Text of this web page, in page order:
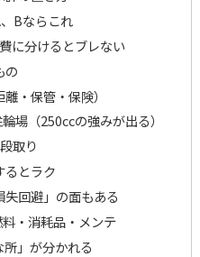
Bならこれ
に分けるとブレない
の
・保管・保険）
場（250ccの強みが出る）
取り
るとラク
回避」の面もある
・消耗品・メンテ
」が分かれる